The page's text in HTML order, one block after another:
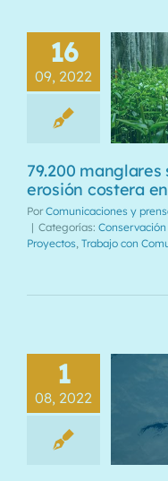
16
09, 2022
79.200
erosión costera
Por Comunicaciones y
| Categorías:
Proyectos, Trabajo con
1
08, 2022